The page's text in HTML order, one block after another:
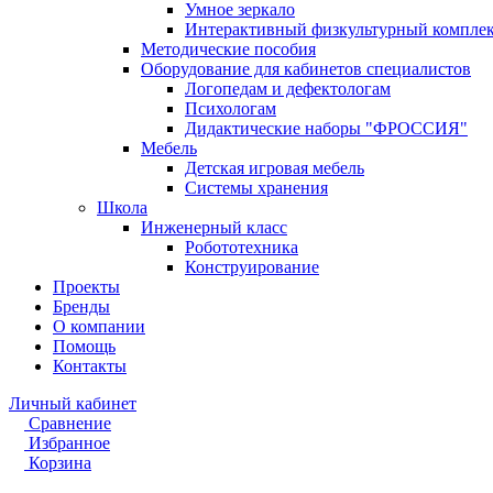
Умное зеркало
Интерактивный физкультурный
Методические пособия
Оборудование для кабинетов специалистов
Логопедам и дефектологам
Психологам
Дидактические наборы "ФРОССИЯ"
Мебель
Детская игровая мебель
Системы хранения
Школа
Инженерный класс
Робототехника
Конструирование
Проекты
Бренды
О компании
Помощь
Контакты
Личный кабинет
Сравнение
Избранное
Корзина